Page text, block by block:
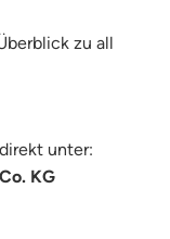
zu all
unter:
KG